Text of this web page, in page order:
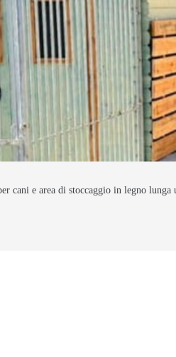
cani e area di stoccaggio in legno